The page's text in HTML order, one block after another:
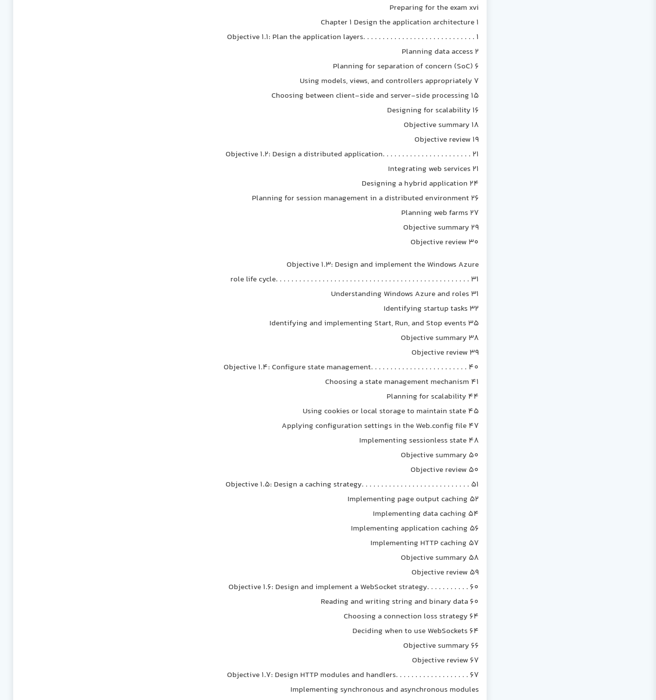
Preparing for the exam xvi
Chapter 1 Design the application architecture 1
Objective 1.1: Plan the application layers. . . . . . . . . . . . . . . . . . . . . . . . . . . . . 1
Planning data access 2
Planning for separation of concern (SoC) 6
Using models, views, and controllers appropriately 7
Choosing between client-side and server-side processing 15
Designing for scalability 16
Objective summary 18
Objective review 19
Objective 1.2: Design a distributed application. . . . . . . . . . . . . . . . . . . . . . . 21
Integrating web services 21
Designing a hybrid application 24
Planning for session management in a distributed environment 26
Planning web farms 27
Objective summary 29
Objective review 30
Objective 1.3: Design and implement the Windows Azure
role life cycle. . . . . . . . . . . . . . . . . . . . . . . . . . . . . . . . . . . . . . . . . . . . . . . . . . 31
Understanding Windows Azure and roles 31
Identifying startup tasks 32
Identifying and implementing Start, Run, and Stop events 35
Objective summary 38
Objective review 39
Objective 1.4: Configure state management. . . . . . . . . . . . . . . . . . . . . . . . . 40
Choosing a state management mechanism 41
Planning for scalability 44
Using cookies or local storage to maintain state 45
Applying configuration settings in the Web.config file 47
Implementing sessionless state 48
Objective summary 50
Objective review 50
Objective 1.5: Design a caching strategy. . . . . . . . . . . . . . . . . . . . . . . . . . . . 51
Implementing page output caching 52
Implementing data caching 54
Implementing application caching 56
Implementing HTTP caching 57
Objective summary 58
Objective review 59
Objective 1.6: Design and implement a WebSocket strategy. . . . . . . . . . . 60
Reading and writing string and binary data 60
Choosing a connection loss strategy 64
Deciding when to use WebSockets 64
Objective summary 66
Objective review 67
Objective 1.7: Design HTTP modules and handlers. . . . . . . . . . . . . . . . . . . 67
Implementing synchronous and asynchronous modules